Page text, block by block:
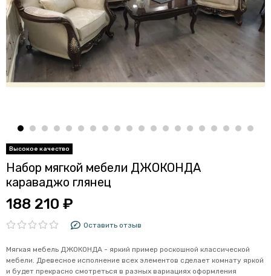
Набор мягкой мебели ДЖОКОНДА
караваджо глянец
188 210 ₽
Оставить отзыв
Мягкая мебель ДЖОКОНДА - яркий пример роскошной классической
мебели. Древесное исполнение всех элементов сделает комнату яркой
и будет прекрасно смотреться в разных вариациях оформления